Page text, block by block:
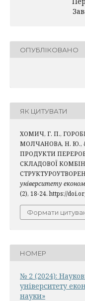
ОПУБЛІКОВАНО
ЯК ЦИТУВАТИ
ХОМИЧ, Г. П.,
МОЛЧАНОВА, Н. Ю.,
ПРОДУКТИ
СКЛАДОВОЇ
університету
(2), 18-24. https://
Формати
НОМЕР
№ 2 (2024):
університету
науки»